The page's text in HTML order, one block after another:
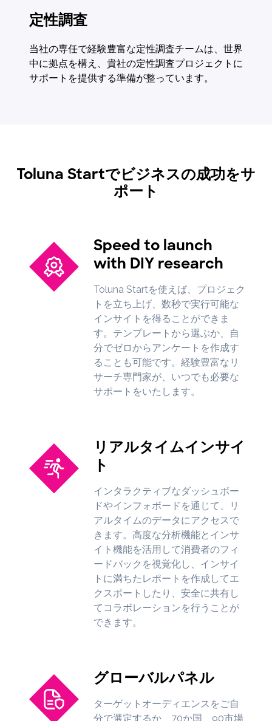
定性調査
当社の専任で経験豊富な定性調査チームは、世界
中に拠点を構え、貴社の定性調査プロジェクトに
サポートを提供する準備が整っています。
Toluna Startでビジネスの成功をサ
ポート
Speed to launch
with DIY research
Toluna Startを使えば、プロジェク
トを立ち上げ、数秒で実行可能な
インサイトを得ることができま
す。テンプレートから選ぶか、自
分でゼロからアンケートを作成す
ることも可能です。経験豊富なリ
サーチ専門家が、いつでも必要な
サポートをいたします。
リアルタイムインサイ
ト
インタラクティブなダッシュボー
ドやインフォボードを通じて、リ
アルタイムのデータにアクセスで
きます。高度な分析機能とインサ
イト機能を活用して消費者のフィ
ードバックを視覚化し、インサイ
トに満ちたレポートを作成してエ
クスポートしたり、安全に共有し
てコラボレーションを行うことが
できます。
グローバルパネル
ターゲットオーディエンスをご自
分で選定するか、70か国、90市場